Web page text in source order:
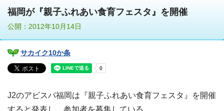
福岡が『親子ふれあい食育フェスタ』を開催
公開：2012年10月14日
サカイク10か条
J2のアビスパ福岡は『親子ふれあい食育フェスタ』を開催
すると発表し、参加者を募集している。